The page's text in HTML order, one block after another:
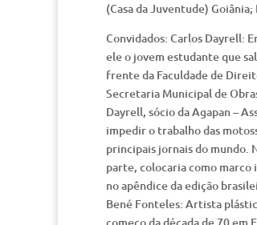
(Casa da Juventude)
Convidados: Carlos Dayrell:
ele o jovem estudante que
frente da Faculdade de
Secretaria Municipal de
Dayrell, sócio da Agapan –
impedir o trabalho das
principais jornais do mundo.
parte, colocaria como marco
no apêndice da edição
Bené Fonteles: Artista